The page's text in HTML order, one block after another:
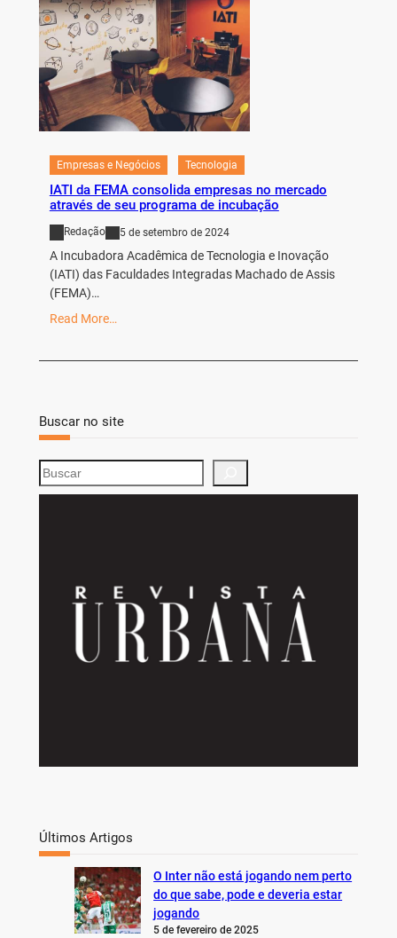
Empresas e Negócios Tecnologia
IATI da FEMA consolida empresas no mercado
através de seu programa de incubação
Redação 5 de setembro de 2024
A Incubadora Acadêmica de Tecnologia e Inovação
(IATI) das Faculdades Integradas Machado de Assis
(FEMA)…
Read More…
Buscar no site
S
e
Últimos Artigos
O Inter não está jogando nem perto
do que sabe, pode e deveria estar
jogando
5 de fevereiro de 2025